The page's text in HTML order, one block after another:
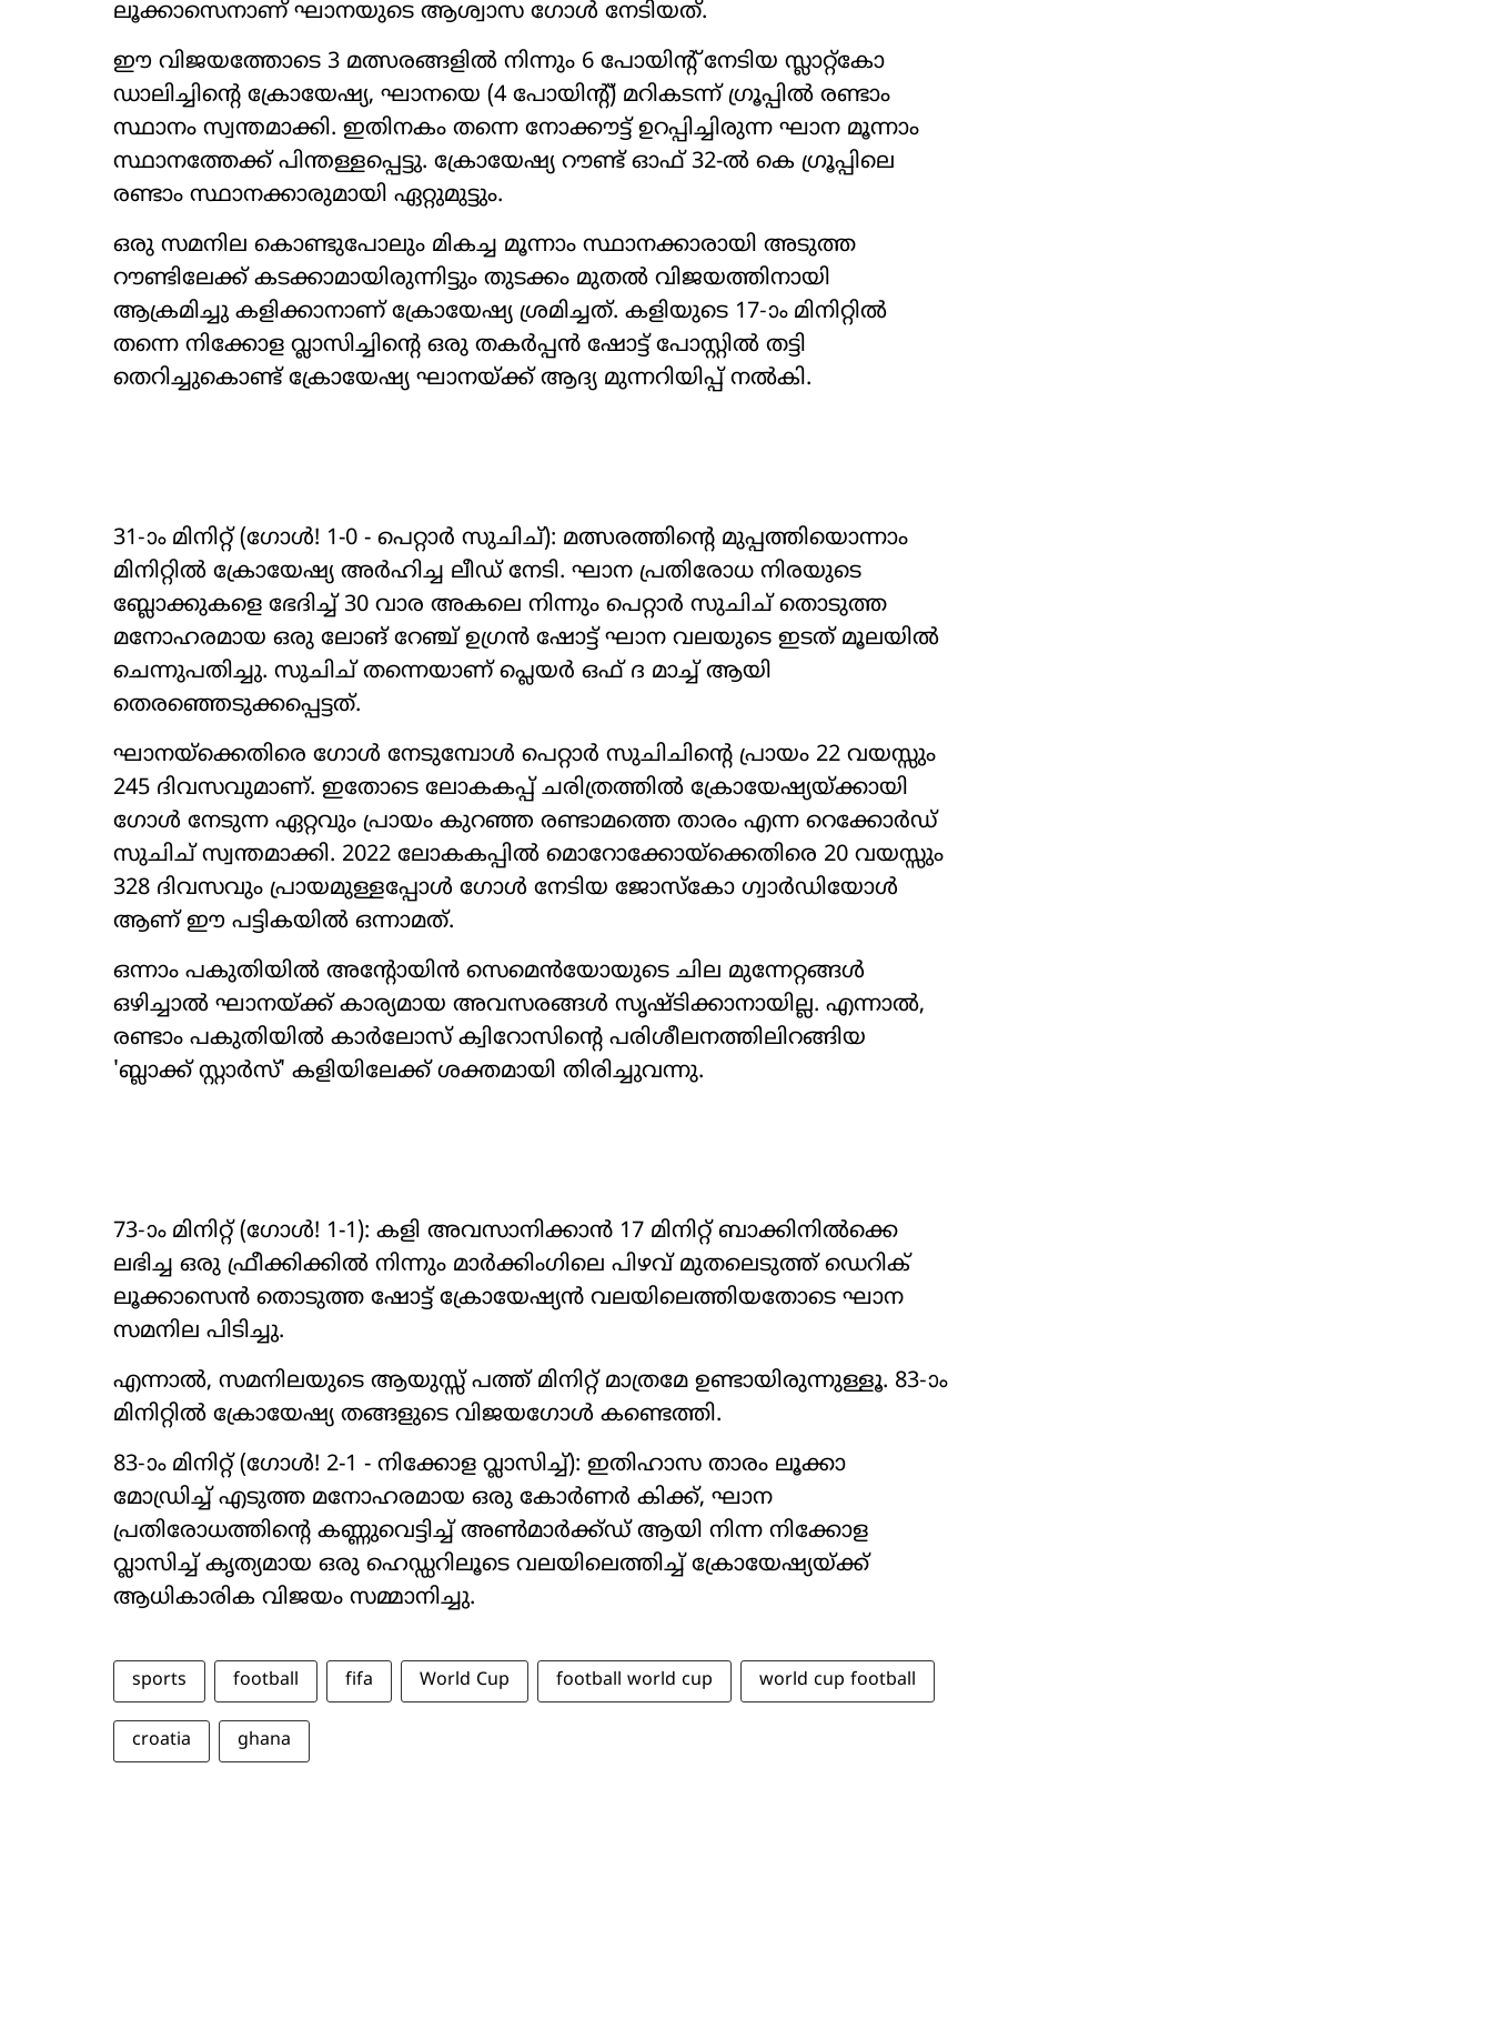
ലൂക്കാസെനാണ് ഘാനയുടെ ആശ്വാസ ഗോൾ നേടിയത്.
ഈ വിജയത്തോടെ 3 മത്സരങ്ങളിൽ നിന്നും 6 പോയിന്‍റ് നേടിയ സ്ലാറ്റ്കോ
ഡാലിച്ചിന്‍റെ ക്രോയേഷ്യ, ഘാനയെ (4 പോയിന്‍റ്) മറികടന്ന് ഗ്രൂപ്പിൽ രണ്ടാം
സ്ഥാനം സ്വന്തമാക്കി. ഇതിനകം തന്നെ നോക്കൗട്ട് ഉറപ്പിച്ചിരുന്ന ഘാന മൂന്നാം
സ്ഥാനത്തേക്ക് പിന്തള്ളപ്പെട്ടു. ക്രോയേഷ്യ റൗണ്ട് ഓഫ് 32-ൽ കെ ഗ്രൂപ്പിലെ
രണ്ടാം സ്ഥാനക്കാരുമായി ഏറ്റുമുട്ടും.
ഒരു സമനില കൊണ്ടുപോലും മികച്ച മൂന്നാം സ്ഥാനക്കാരായി അടുത്ത
റൗണ്ടിലേക്ക് കടക്കാമായിരുന്നിട്ടും തുടക്കം മുതൽ വിജയത്തിനായി
ആക്രമിച്ചു കളിക്കാനാണ് ക്രോയേഷ്യ ശ്രമിച്ചത്. കളിയുടെ 17-ാം മിനിറ്റിൽ
തന്നെ നിക്കോള വ്ലാസിച്ചിന്‍റെ ഒരു തകർപ്പൻ ഷോട്ട് പോസ്റ്റിൽ തട്ടി
തെറിച്ചുകൊണ്ട് ക്രോയേഷ്യ ഘാനയ്ക്ക് ആദ്യ മുന്നറിയിപ്പ് നൽകി.
31-ാം മിനിറ്റ് (ഗോൾ! 1-0 - പെറ്റാർ സുചിച്): മത്സരത്തിന്‍റെ മുപ്പത്തിയൊന്നാം
മിനിറ്റിൽ ക്രോയേഷ്യ അർഹിച്ച ലീഡ് നേടി. ഘാന പ്രതിരോധ നിരയുടെ
ബ്ലോക്കുകളെ ഭേദിച്ച് 30 വാര അകലെ നിന്നും പെറ്റാർ സുചിച് തൊടുത്ത
മനോഹരമായ ഒരു ലോങ് റേഞ്ച് ഉഗ്രൻ ഷോട്ട് ഘാന വലയുടെ ഇടത് മൂലയിൽ
ചെന്നുപതിച്ചു. സുചിച് തന്നെയാണ് പ്ലെയർ ഒഫ് ദ മാച്ച് ആ‍യി
തെരഞ്ഞെടുക്കപ്പെട്ടത്.
ഘാനയ്ക്കെതിരെ ഗോൾ നേടുമ്പോൾ പെറ്റാർ സുചിചിന്‍റെ പ്രായം 22 വയസ്സും
245 ദിവസവുമാണ്. ഇതോടെ ലോകകപ്പ് ചരിത്രത്തിൽ ക്രോയേഷ്യയ്ക്കായി
ഗോൾ നേടുന്ന ഏറ്റവും പ്രായം കുറഞ്ഞ രണ്ടാമത്തെ താരം എന്ന റെക്കോർഡ്
സുചിച് സ്വന്തമാക്കി. 2022 ലോകകപ്പിൽ മൊറോക്കോയ്ക്കെതിരെ 20 വയസ്സും
328 ദിവസവും പ്രായമുള്ളപ്പോൾ ഗോൾ നേടിയ ജോസ്കോ ഗ്വാർഡിയോൾ
ആണ് ഈ പട്ടികയിൽ ഒന്നാമത്.
ഒന്നാം പകുതിയിൽ അന്‍റോയിൻ സെമെൻയോയുടെ ചില മുന്നേറ്റങ്ങൾ
ഒഴിച്ചാൽ ഘാനയ്ക്ക് കാര്യമായ അവസരങ്ങൾ സൃഷ്ടിക്കാനായില്ല. എന്നാൽ,
രണ്ടാം പകുതിയിൽ കാർലോസ് ക്വിറോസിന്‍റെ പരിശീലനത്തിലിറങ്ങിയ
'ബ്ലാക്ക് സ്റ്റാർസ്' കളിയിലേക്ക് ശക്തമായി തിരിച്ചുവന്നു.
73-ാം മിനിറ്റ് (ഗോൾ! 1-1): കളി അവസാനിക്കാൻ 17 മിനിറ്റ് ബാക്കിനിൽക്കെ
ലഭിച്ച ഒരു ഫ്രീക്കിക്കിൽ നിന്നും മാർക്കിംഗിലെ പിഴവ് മുതലെടുത്ത് ഡെറിക്
ലൂക്കാസെൻ തൊടുത്ത ഷോട്ട് ക്രോയേഷ്യൻ വലയിലെത്തിയതോടെ ഘാന
സമനില പിടിച്ചു.
എന്നാൽ, സമനിലയുടെ ആയുസ്സ് പത്ത് മിനിറ്റ് മാത്രമേ ഉണ്ടായിരുന്നുള്ളൂ. 83-ാം
മിനിറ്റിൽ ക്രോയേഷ്യ തങ്ങളുടെ വിജയഗോൾ കണ്ടെത്തി.
83-ാം മിനിറ്റ് (ഗോൾ! 2-1 - നിക്കോള വ്ലാസിച്ച്): ഇതിഹാസ താരം ലൂക്കാ
മോഡ്രിച്ച് എടുത്ത മനോഹരമായ ഒരു കോർണർ കിക്ക്, ഘാന
പ്രതിരോധത്തിന്‍റെ കണ്ണുവെട്ടിച്ച് അൺമാർക്ക്ഡ് ആയി നിന്ന നിക്കോള
വ്ലാസിച്ച് കൃത്യമായ ഒരു ഹെഡ്ഡറിലൂടെ വലയിലെത്തിച്ച് ക്രോയേഷ്യയ്ക്ക്
ആധികാരിക വിജയം സമ്മാനിച്ചു.
sports football fifa World Cup football world cup world cup football
croatia ghana